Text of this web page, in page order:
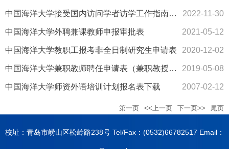
2022-11-30
中国海洋大学接受国内访问学者访学工作指南（长期接收）
2021-05-12
中国海洋大学外聘兼课教师申报审批表
2020-12-02
中国海洋大学教职工报考非全日制研究生申请表​
2019-05-08
中国海洋大学兼职教师聘任申请表（兼职教授、客座教授、顾问教授、名誉教授）
2007-02-12
中国海洋大学师资外语培训计划报名表下载
第一页 <<上一页 下一页>> 尾页
校址：青岛市崂山区松岭路238号 Tel/Fax：(0532)66782517 Email：